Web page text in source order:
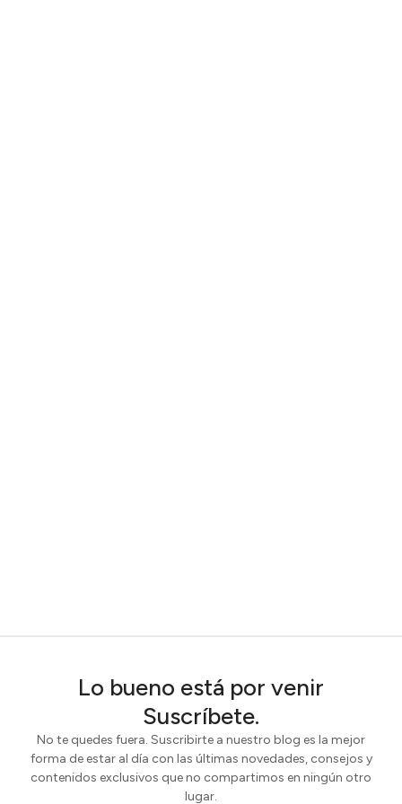
Lo bueno está por venir
Suscríbete.
No te quedes fuera. Suscribirte a nuestro blog es la mejor
forma de estar al día con las últimas novedades, consejos y
contenidos exclusivos que no compartimos en ningún otro
lugar.